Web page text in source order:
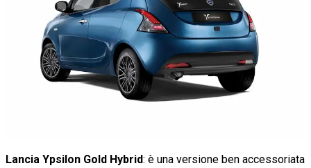
Lancia Ypsilon Gold Hybrid: è una versione ben accessoriata